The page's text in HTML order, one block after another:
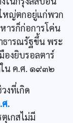
หญ่ตกอยู่แก่พวก
ารก็ก่อการโค่น
ารณรัฐขึ้น พระ
องยิบรอลตาร์
น ค.ศ. ๑๙๓๒
งที่เกิด
ศ.
เกสไม่มี